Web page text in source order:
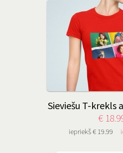
Sieviešu T-krekls
€
iepriekš € 19.99